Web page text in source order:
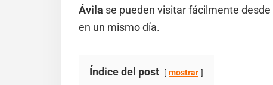
Ávila se pueden visitar fácilmente
en un mismo día.
Índice del post mostrar